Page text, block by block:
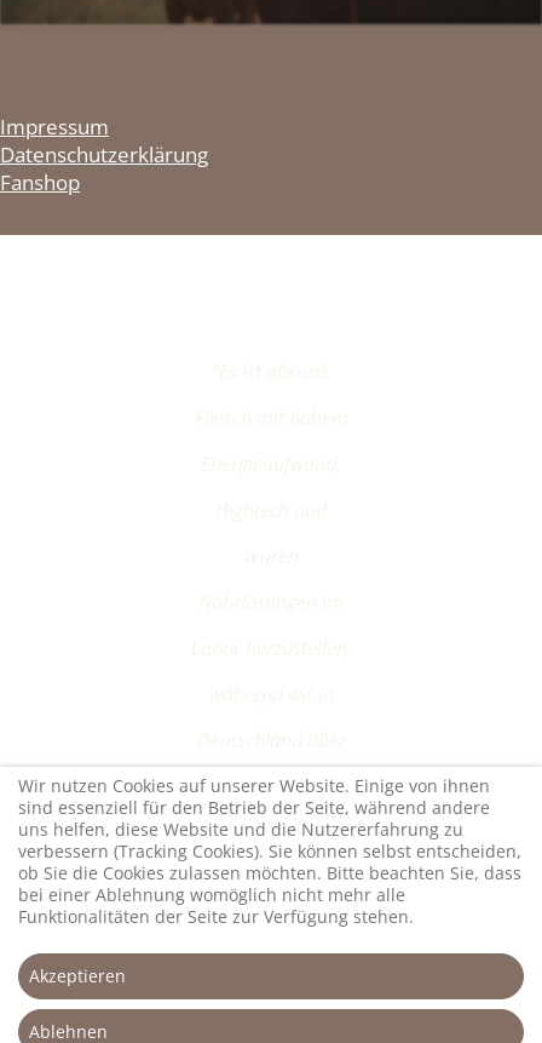
ausreichend
Grünland verfügen,
das sich ideal durch
Wiederkäuer nutzen
Impressum
Datenschutzerklärung
Fanshop
Wir nutzen Cookies auf unserer Website. Einige von ihnen
sind essenziell für den Betrieb der Seite, während andere
uns helfen, diese Website und die Nutzererfahrung zu
verbessern (Tracking Cookies). Sie können selbst entscheiden,
ob Sie die Cookies zulassen möchten. Bitte beachten Sie, dass
bei einer Ablehnung womöglich nicht mehr alle
Funktionalitäten der Seite zur Verfügung stehen.
Akzeptieren
Ablehnen